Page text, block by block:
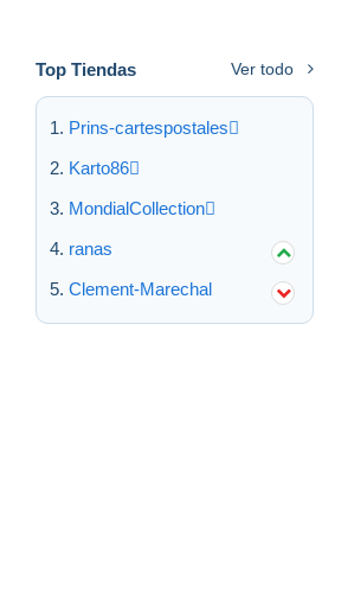
Top Tiendas Ver todo
Prins-cartespostales
Karto86
MondialCollection
ranas
Clement-Marechal